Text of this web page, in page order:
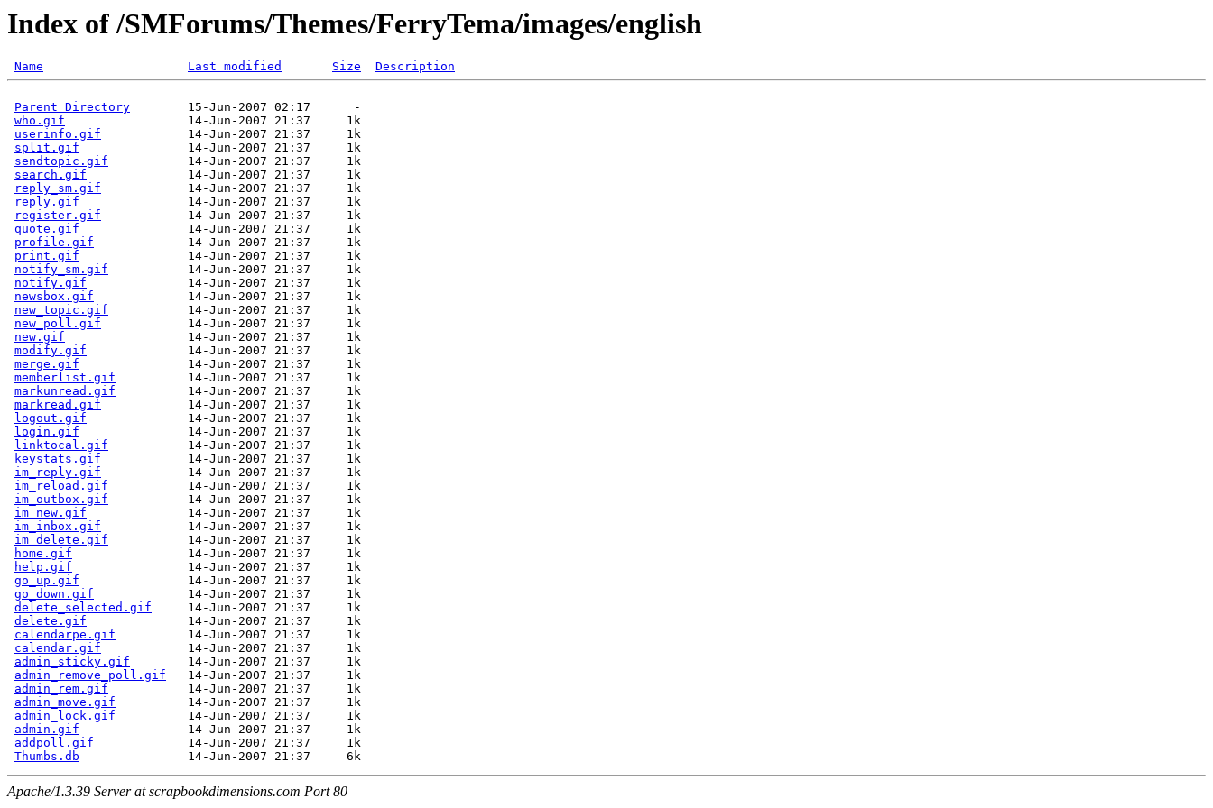
Index of /SMForums/Themes/FerryTema/images/english
Name Last modified Size Description
Parent Directory
        15-Jun-2007 02:17      -
who.gif
                 14-Jun-2007 21:37     1k
userinfo.gif
            14-Jun-2007 21:37     1k
split.gif
               14-Jun-2007 21:37     1k
sendtopic.gif
           14-Jun-2007 21:37     1k
search.gif
              14-Jun-2007 21:37     1k
reply_sm.gif
            14-Jun-2007 21:37     1k
reply.gif
               14-Jun-2007 21:37     1k
register.gif
            14-Jun-2007 21:37     1k
quote.gif
               14-Jun-2007 21:37     1k
profile.gif
             14-Jun-2007 21:37     1k
print.gif
               14-Jun-2007 21:37     1k
notify_sm.gif
           14-Jun-2007 21:37     1k
notify.gif
              14-Jun-2007 21:37     1k
newsbox.gif
             14-Jun-2007 21:37     1k
new_topic.gif
           14-Jun-2007 21:37     1k
new_poll.gif
            14-Jun-2007 21:37     1k
new.gif
                 14-Jun-2007 21:37     1k
modify.gif
              14-Jun-2007 21:37     1k
merge.gif
               14-Jun-2007 21:37     1k
memberlist.gif
          14-Jun-2007 21:37     1k
markunread.gif
          14-Jun-2007 21:37     1k
markread.gif
            14-Jun-2007 21:37     1k
logout.gif
              14-Jun-2007 21:37     1k
login.gif
               14-Jun-2007 21:37     1k
linktocal.gif
           14-Jun-2007 21:37     1k
keystats.gif
            14-Jun-2007 21:37     1k
im_reply.gif
            14-Jun-2007 21:37     1k
im_reload.gif
           14-Jun-2007 21:37     1k
im_outbox.gif
           14-Jun-2007 21:37     1k
im_new.gif
              14-Jun-2007 21:37     1k
im_inbox.gif
            14-Jun-2007 21:37     1k
im_delete.gif
           14-Jun-2007 21:37     1k
home.gif
                14-Jun-2007 21:37     1k
help.gif
                14-Jun-2007 21:37     1k
go_up.gif
               14-Jun-2007 21:37     1k
go_down.gif
             14-Jun-2007 21:37     1k
delete_selected.gif
     14-Jun-2007 21:37     1k
delete.gif
              14-Jun-2007 21:37     1k
calendarpe.gif
          14-Jun-2007 21:37     1k
calendar.gif
            14-Jun-2007 21:37     1k
admin_sticky.gif
        14-Jun-2007 21:37     1k
admin_remove_poll.gif
   14-Jun-2007 21:37     1k
admin_rem.gif
           14-Jun-2007 21:37     1k
admin_move.gif
          14-Jun-2007 21:37     1k
admin_lock.gif
          14-Jun-2007 21:37     1k
admin.gif
               14-Jun-2007 21:37     1k
addpoll.gif
             14-Jun-2007 21:37     1k
Thumbs.db
Apache/1.3.39 Server at scrapbookdimensions.com Port 80